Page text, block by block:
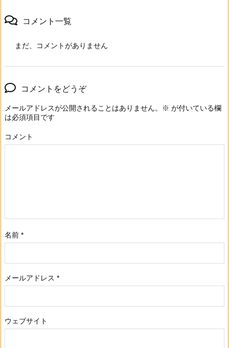
コメント一覧
まだ、コメントがありません
コメントをどうぞ
メールアドレスが公開されることはありません。 ※ が付いている欄
は必須項目です
コメント
名前 *
メールアドレス *
ウェブサイト